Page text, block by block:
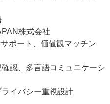
株式会社
ポート、価値観マッチン
多言語コミュニケーシ
シー重視設計